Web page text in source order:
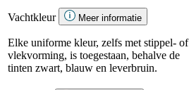
Vachtkleur
Meer informatie
Elke uniforme kleur, zelfs met stippel- of
vlekvorming, is toegestaan, behalve de
tinten zwart, blauw en leverbruin.